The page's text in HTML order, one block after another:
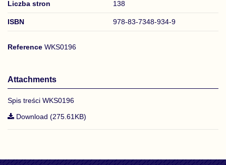
Liczba stron 138
ISBN 978-83-7348-934-9
Reference WKS0196
Attachments
Spis treści WKS0196
Download (275.61KB)